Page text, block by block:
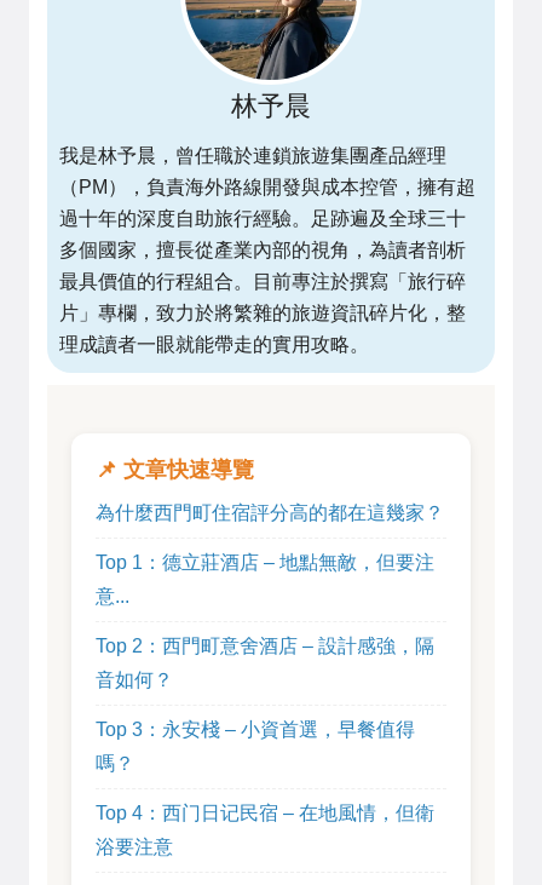
林予晨
我是林予晨，曾任職於連鎖旅遊集團產品經理
（PM），負責海外路線開發與成本控管，擁有超
過十年的深度自助旅行經驗。足跡遍及全球三十
多個國家，擅長從產業內部的視角，為讀者剖析
最具價值的行程組合。目前專注於撰寫「旅行碎
片」專欄，致力於將繁雜的旅遊資訊碎片化，整
理成讀者一眼就能帶走的實用攻略。
📌 文章快速導覽
為什麼西門町住宿評分高的都在這幾家？
Top 1：德立莊酒店 – 地點無敵，但要注
意...
Top 2：西門町意舍酒店 – 設計感強，隔
音如何？
Top 3：永安棧 – 小資首選，早餐值得
嗎？
Top 4：西门日记民宿 – 在地風情，但衛
浴要注意